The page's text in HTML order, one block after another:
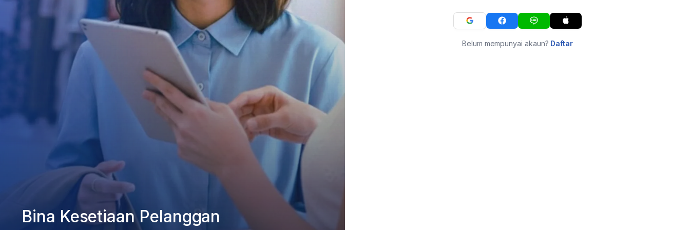
Bina Kesetiaan Pelanggan
Belum mempunyai akaun? Daftar